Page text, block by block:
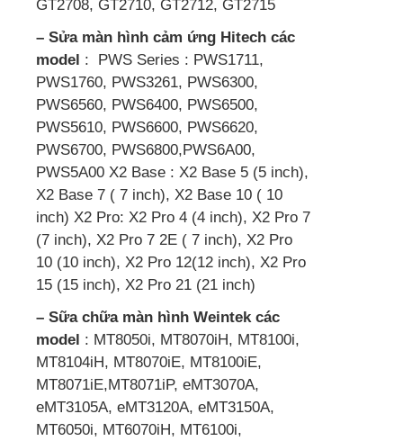
GT2708, GT2710, GT2712, GT2715
– Sửa màn hình cảm ứng Hitech các
model : PWS Series : PWS1711,
PWS1760, PWS3261, PWS6300,
PWS6560, PWS6400, PWS6500,
PWS5610, PWS6600, PWS6620,
PWS6700, PWS6800,PWS6A00,
PWS5A00 X2 Base : X2 Base 5 (5 inch),
X2 Base 7 ( 7 inch), X2 Base 10 ( 10
inch) X2 Pro: X2 Pro 4 (4 inch), X2 Pro 7
(7 inch), X2 Pro 7 2E ( 7 inch), X2 Pro
10 (10 inch), X2 Pro 12(12 inch), X2 Pro
15 (15 inch), X2 Pro 21 (21 inch)
– Sữa chữa màn hình Weintek các
model : MT8050i, MT8070iH, MT8100i,
MT8104iH, MT8070iE, MT8100iE,
MT8071iE,MT8071iP, eMT3070A,
eMT3105A, eMT3120A, eMT3150A,
MT6050i, MT6070iH, MT6100i,